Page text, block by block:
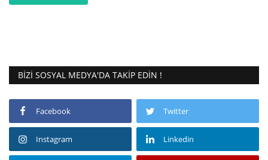
BIZI SOSYAL MEDYA'DA TAKIP EDIN !
Facebook Twitter
Instagram Linkedin